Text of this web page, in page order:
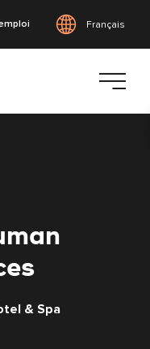
Français
& Spa